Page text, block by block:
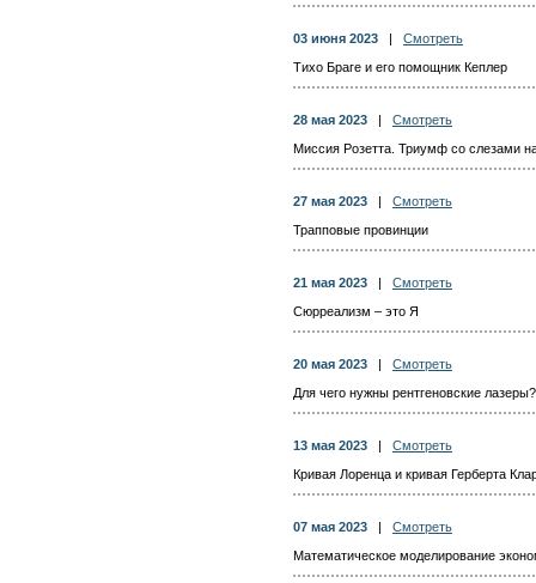
03 июня 2023
Смотреть
Тихо Браге и его помощник Кеплер
28 мая 2023
Смотреть
Миссия Розетта. Триумф со слезами
27 мая 2023
Смотреть
Трапповые провинции
21 мая 2023
Смотреть
Сюрреализм – это Я
20 мая 2023
Смотреть
Для чего нужны рентгеновские лазеры?
13 мая 2023
Смотреть
Кривая Лоренца и кривая Герберта
07 мая 2023
Смотреть
Математическое моделирование